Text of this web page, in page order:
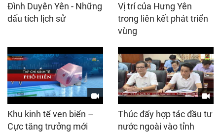
Đình Duyên Yên - Những
dấu tích lịch sử
Vị trí của Hưng Yên
trong liên kết phát triển
vùng
Khu kinh tế ven biển –
Cực tăng trưởng mới
Thúc đẩy hợp tác đầu tư
nước ngoài vào tỉnh